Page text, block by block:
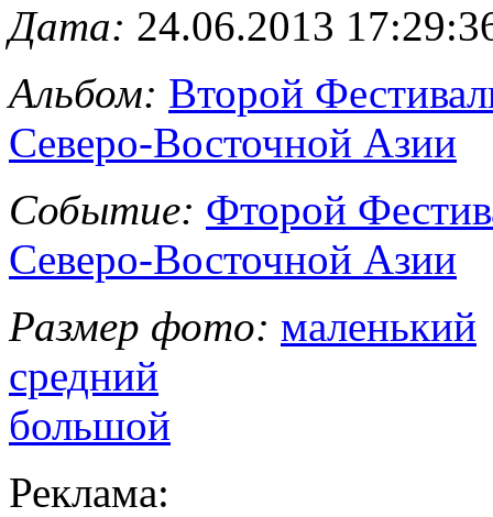
Дата: 24.06.2013
Альбом: Второй
Северо-Восточной Азии
Событие: Фторой
Северо-Восточной Азии
Размер фото: маленький
средний
большой
Реклама: